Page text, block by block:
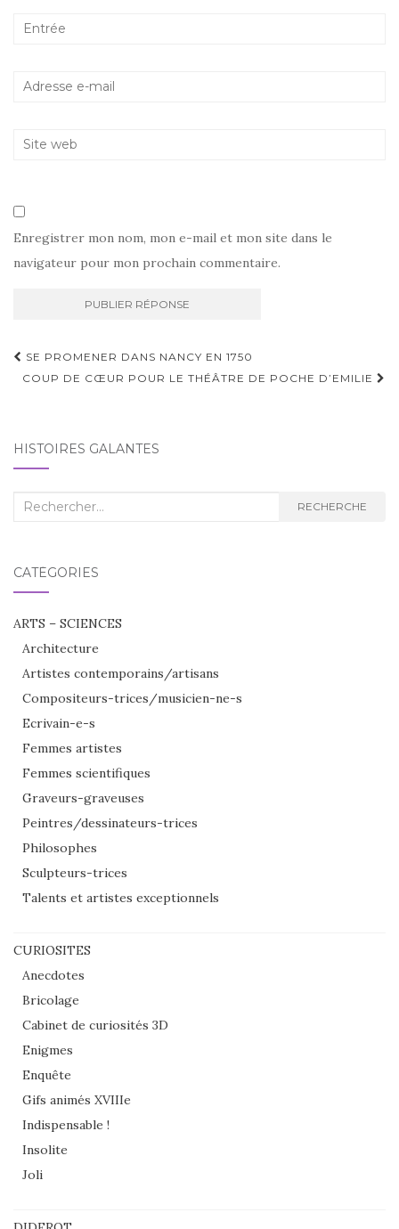
Enregistrer mon nom, mon e-mail et mon site dans le
navigateur pour mon prochain commentaire.
Navigation
d'article
SE PROMENER DANS NANCY EN 1750
COUP DE CŒUR POUR LE THÉÂTRE DE POCHE D’EMILIE
HISTOIRES GALANTES
Recherche
RECHERCHE
CATÉGORIES
ARTS – SCIENCES
Architecture
Artistes contemporains/artisans
Compositeurs-trices/musicien-ne-s
Ecrivain-e-s
Femmes artistes
Femmes scientifiques
Graveurs-graveuses
Peintres/dessinateurs-trices
Philosophes
Sculpteurs-trices
Talents et artistes exceptionnels
CURIOSITES
Anecdotes
Bricolage
Cabinet de curiosités 3D
Enigmes
Enquête
Gifs animés XVIIIe
Indispensable !
Insolite
Joli